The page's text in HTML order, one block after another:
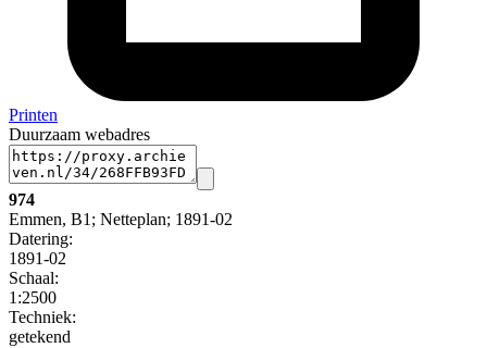
Printen
Duurzaam webadres
974
Emmen, B1; Netteplan; 1891-02
Datering:
1891-02
Schaal:
1:2500
Techniek:
getekend